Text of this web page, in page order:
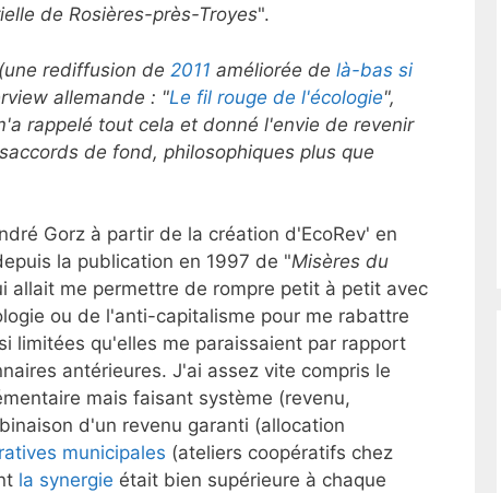
de Rosières-près-Troyes".
rediffusion de 2011 améliorée de là-bas si
allemande : "Le fil rouge de l'écologie",
rappelé tout cela et donné l'envie de revenir
de fond, philosophiques plus que
Gorz à partir de la création d'EcoRev' en
la publication en 1997 de "Misères du
allait me permettre de rompre petit à petit avec
ou de l'anti-capitalisme pour me rabattre
limitées qu'elles me paraissaient par rapport
antérieures. J'ai assez vite compris le
mais faisant système (revenu,
d'un revenu garanti (allocation
municipales (ateliers coopératifs chez
la synergie était bien supérieure à chaque